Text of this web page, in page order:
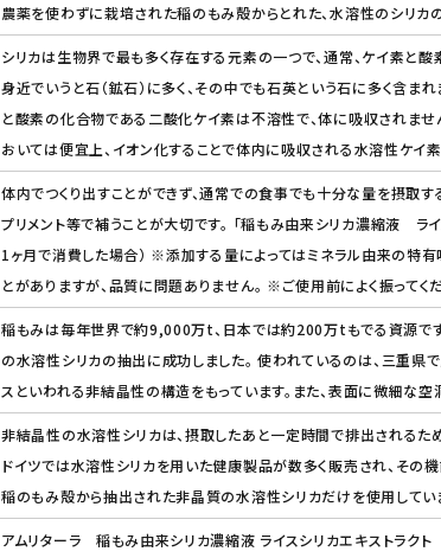
農薬を使わずに栽培された稲のもみ殻からとれた、水溶性のシリカ
シリカは生物界で最も多く存在する元素の一つで、通常、ケイ素と
身近でいうと石（鉱石）に多く、その中でも石英という石に多く含
と酸素の化合物である二酸化ケイ素は不溶性で、体に吸収されま
おいては便宜上、イオン化することで体内に吸収される水溶性ケイ素
体内でつくり出すことができず、通常での食事でも十分な量を摂取
プリメント等で補うことが大切です。 「稲もみ由来シリカ濃縮液 ラ
1ヶ月で消費した場合） ※添加する量によってはミネラル由来の特
とがありますが、品質に問題ありません。 ※ご使用前によく振ってくだ
稲もみは毎年世界で約9,000万t、日本では約200万tもでる資源で
の水溶性シリカの抽出に成功しました。 使われているのは、三重
スといわれる非結晶性の構造をもっています。また、表面に微細な
非結晶性の水溶性シリカは、摂取したあと一定時間で排出されるた
ドイツでは水溶性シリカを用いた健康製品が数多く販売され、その
稲のもみ殻から抽出された非晶質の水溶性シリカだけを使用してい
アムリターラ 稲もみ由来シリカ濃縮液 ライスシリカエキストラクト